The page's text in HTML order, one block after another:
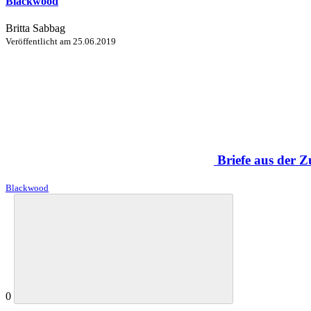
Britta Sabbag
Veröffentlicht am 25.06.2019
Briefe aus der
Blackwood
0